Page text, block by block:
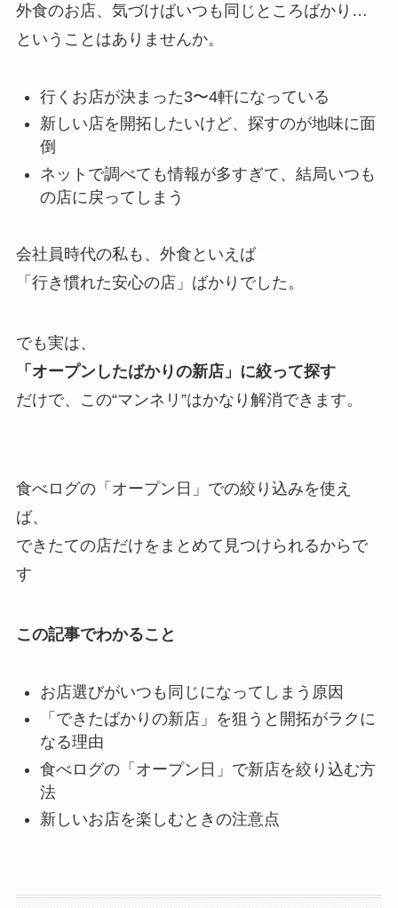
外食のお店、気づけばいつも同じところばかり…
ということはありませんか。
行くお店が決まった3〜4軒になっている
新しい店を開拓したいけど、探すのが地味に面
倒
ネットで調べても情報が多すぎて、結局いつも
の店に戻ってしまう
会社員時代の私も、外食といえば
「行き慣れた安心の店」ばかりでした。
でも実は、
「オープンしたばかりの新店」に絞って探す
だけで、この“マンネリ”はかなり解消できます。
食べログの「オープン日」での絞り込みを使え
ば、
できたての店だけをまとめて見つけられるからで
す
この記事でわかること
お店選びがいつも同じになってしまう原因
「できたばかりの新店」を狙うと開拓がラクに
なる理由
食べログの「オープン日」で新店を絞り込む方
法
新しいお店を楽しむときの注意点